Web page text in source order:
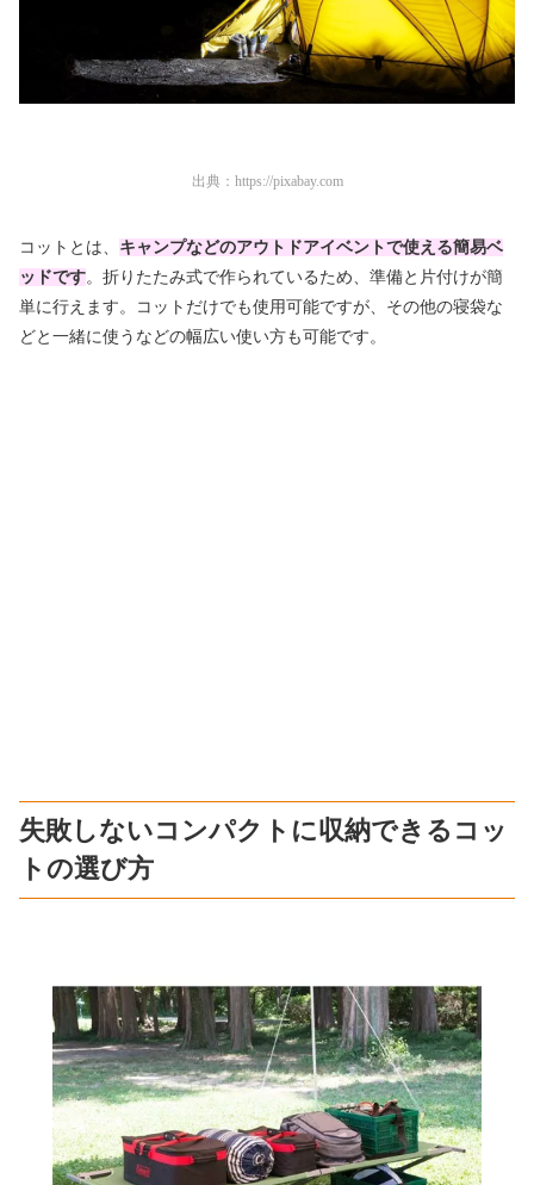
出典： https://pixabay.com
コットとは、 キャンプなどのアウトドアイベントで使える簡易ベ
ッドです。折りたたみ式で作られているため、準備と片付けが簡
単に行えます。コットだけでも使用可能ですが、その他の寝袋な
どと一緒に使うなどの幅広い使い方も可能です。
失敗しないコンパクトに収納できるコッ
トの選び方